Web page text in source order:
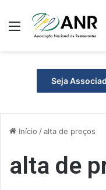
Menu
Seja
Início /alta de preços
alta de